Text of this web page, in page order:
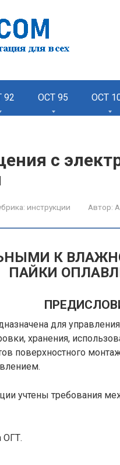
92 ОСТ 95 ОСТ
с
инструкции Автор:
К
ПАЙКИ
для
хранения,
поверхностного
учтены требования
ОГТ.